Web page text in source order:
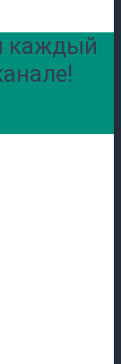
каждый